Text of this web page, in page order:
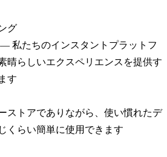
グ
私たちのインスタントプラットフ
晴らしいエクスペリエンスを提供す
す
ストアでありながら、使い慣れたデ
くらい簡単に使用できます